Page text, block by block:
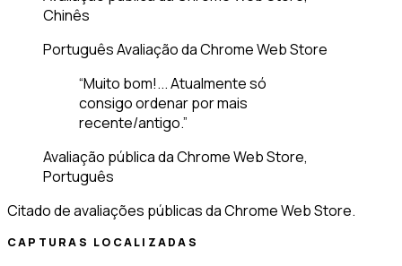
Chinês
PortuguêsAvaliação da Chrome Web Store
“Muito bom!... Atualmente só
consigo ordenar por mais
recente/antigo.”
Avaliação pública da Chrome Web Store,
Português
Citado de avaliações públicas da Chrome Web Store.
CAPTURAS LOCALIZADAS